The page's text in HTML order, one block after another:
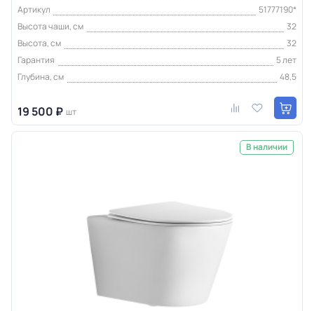
Артикул
51777190*
Высота чаши, см
32
Высота, см
32
Гарантия
5 лет
Глубина, см
48,5
19 500 ₽ шт
В наличии